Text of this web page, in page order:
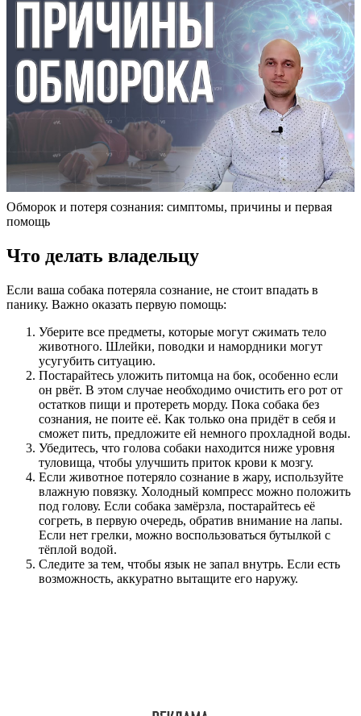
Обморок и потеря сознания: симптомы, причины и первая
помощь
Что делать владельцу
Если ваша собака потеряла сознание, не стоит впадать в
панику. Важно оказать первую помощь:
Уберите все предметы, которые могут сжимать тело
животного. Шлейки, поводки и намордники могут
усугубить ситуацию.
Постарайтесь уложить питомца на бок, особенно если
он рвёт. В этом случае необходимо очистить его рот от
остатков пищи и протереть морду. Пока собака без
сознания, не поите её. Как только она придёт в себя и
сможет пить, предложите ей немного прохладной воды.
Убедитесь, что голова собаки находится ниже уровня
туловища, чтобы улучшить приток крови к мозгу.
Если животное потеряло сознание в жару, используйте
влажную повязку. Холодный компресс можно положить
под голову. Если собака замёрзла, постарайтесь её
согреть, в первую очередь, обратив внимание на лапы.
Если нет грелки, можно воспользоваться бутылкой с
тёплой водой.
Следите за тем, чтобы язык не запал внутрь. Если есть
возможность, аккуратно вытащите его наружу.